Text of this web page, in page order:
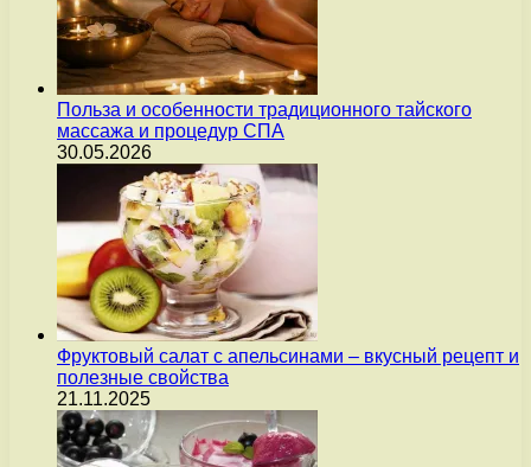
Польза и особенности традиционного тайского
массажа и процедур СПА
30.05.2026
Фруктовый салат с апельсинами – вкусный рецепт и
полезные свойства
21.11.2025